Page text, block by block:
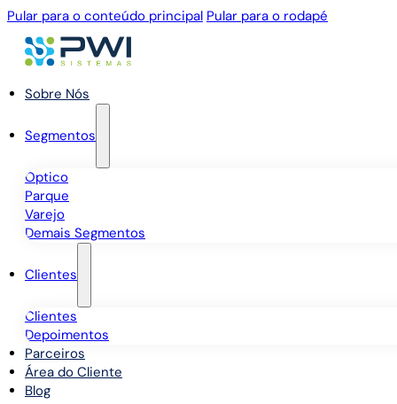
Pular para o conteúdo principal Pular para o rodapé
Sobre Nós
Segmentos
Óptico
Parque
Varejo
Demais Segmentos
Clientes
Clientes
Depoimentos
Parceiros
Área do Cliente
Blog